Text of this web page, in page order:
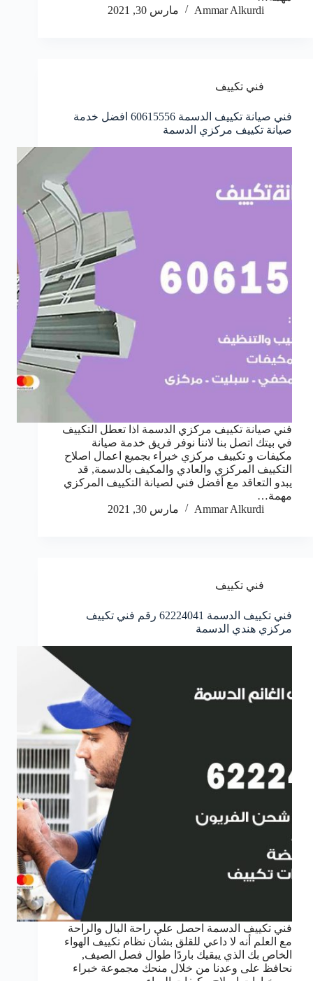
Ammar Alkurdi
مارس 30, 2021
فني تكييف
فني صيانة تكييف الدسمة 60615556 افضل خدمة
صيانة تكييف مركزي الدسمة
فني صيانة تكييف مركزي الدسمة اذا تعطل التكييف
في بيتك اتصل بنا لاننا نوفر فريق خدمة صيانة
مكيفات و تكييف مركزي خبراء بجميع اعمال اصلاح
التكييف المركزي والعادي والمكيف بالدسمة, قد
يبدو التعاقد مع أفضل فني لصيانة التكييف المركزي
مهمة…
Ammar Alkurdi
مارس 30, 2021
فني تكييف
فني تكييف الدسمة 62224041 رقم فني تكييف
مركزي هندي الدسمة
فني تكييف الدسمة احصل على راحة البال والراحة
مع العلم أنه لا داعي للقلق بشأن نظام تكييف الهواء
الخاص بك الذي يبقيك باردًا طوال فصل الصيف,
نحافظ على وعدنا من خلال منحك مجموعة خبراء